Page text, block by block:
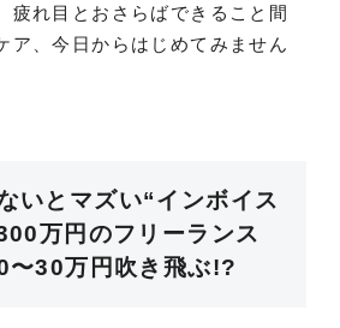
疲れ目とおさらばできること間
、今日からはじめてみません
いとマズい“インボイス
万円のフリーランス
〜30万円吹き飛ぶ!?